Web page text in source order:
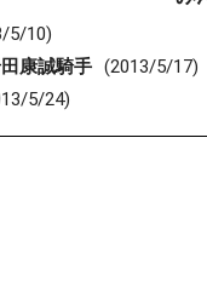
5/10)
康誠騎手 (2013/5/17)
5/24)